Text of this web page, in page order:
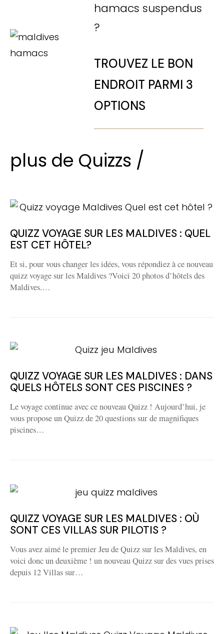
hamacs suspendus
?
TROUVEZ LE BON
ENDROIT PARMI 3
OPTIONS
plus de Quizzs /
QUIZZ VOYAGE SUR LES MALDIVES : QUEL
EST CET HÔTEL?
Et si, pour vous changer les idées, vous répondiez à ce nouveau
quizz voyage sur les Maldives ?Voici 20 photos d’hôtels des
Maldives.…
QUIZZ VOYAGE SUR LES MALDIVES : DANS
QUELS HÔTELS SONT CES PISCINES ?
Le voyage continue avec ce nouveau Quizz ! Aujourd’hui, je
vous propose un Quizz de 20 questions sur de magnifiques
piscines…
QUIZZ VOYAGE SUR LES MALDIVES : OÙ
SONT CES VILLAS SUR PILOTIS ?
Vous avez aimé le premier Jeu de Quizz sur les Maldives, en
voici donc un deuxième ! un nouveau Quizz sur des vues prises
depuis 12 Villas sur…